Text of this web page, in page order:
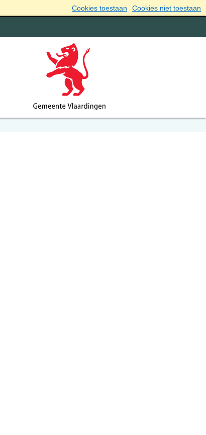
Cookies toestaan Cookies niet toestaan